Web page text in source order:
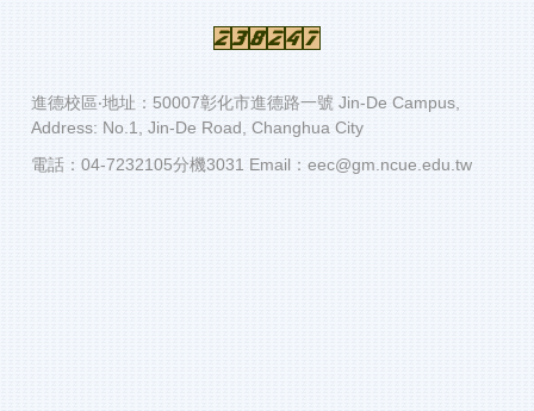
進德校區‧地址：50007彰化市進德路一號 Jin-De Campus,
Address: No.1, Jin-De Road, Changhua City
電話：04-7232105分機3031 Email：eec@gm.ncue.edu.tw